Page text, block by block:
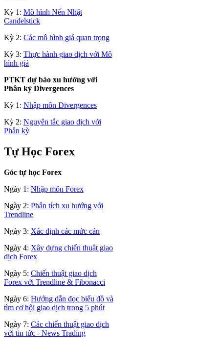
Kỳ 1: Mô hình Nến Nhật
Candelstick
Kỳ 2: Các mô hình giá quan trọng
Kỳ 3: Thực hành giao dịch với Mô
hình giá
PTKT dự báo xu hướng với
Phân kỳ Divergences
Kỳ 1: Nhập môn Divergences
Kỳ 2: Nguyên tắc giao dịch với
Phân kỳ
Tự Học Forex
Góc tự học Forex
Ngày 1: Nhập môn Forex
Ngày 2: Phân tích xu hướng với
Trendline
Ngày 3: Xác định các mức cản
Ngày 4: Xây dựng chiến thuật giao
dịch Forex
Ngày 5: Chiến thuật giao dịch
Forex với Trendline & Fibonacci
Ngày 6: Hướng dẫn đọc biểu đồ và
tìm cơ hội giao dịch trong 5 phút
Ngày 7: Các chiến thuật giao dịch
với tin tức - News Trading